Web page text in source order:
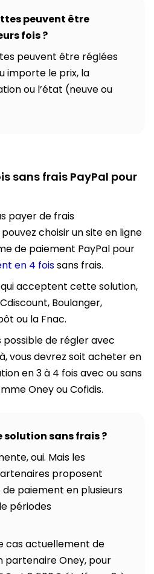
peuvent être
fois ?
peuvent être réglées
importe le prix, la
ou l’état (neuve ou
sans frais PayPal pour
payer de frais
choisir un site en ligne
de paiement PayPal pour
en 4 foissans frais.
acceptent cette solution,
Boulanger,
ou la Fnac.
possible de régler avec
vous devrez soit acheter en
en 3 à 4 fois avec ou sans
Oney ou Cofidis.
solution sans frais ?
oui. Mais les
proposent
paiement en plusieurs
périodes
cas actuellement de
partenaire Oney, pour